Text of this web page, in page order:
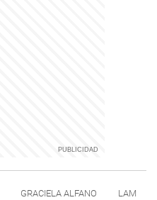
GRACIELA ALFANO LAM